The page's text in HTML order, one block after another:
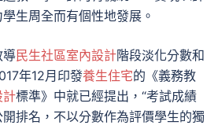
生周全而有個性地發展。
導民生社區室內設計階段淡化分數和
年12月印發養生住宅的《義務教
計標準》中就已經提出，“考試成績
開排名，不以分數作為評價學生的獨